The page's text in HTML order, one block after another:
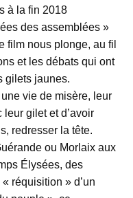
à la fin 2018
des assemblées »
film nous plonge, au fil
et les débats qui ont
gilets jaunes.
vie de misère, leur
leur gilet et d’avoir
redresser la tête.
ou Morlaix aux
Élysées, des
réquisition » d’un